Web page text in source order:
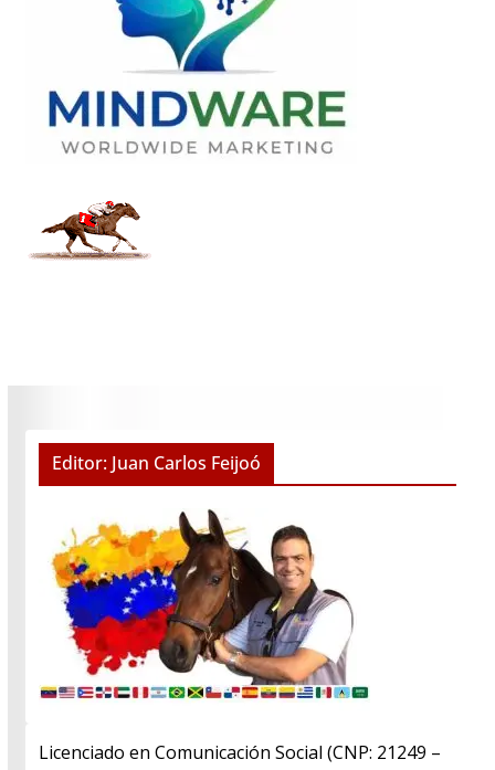
Editor: Juan Carlos Feijoó
Licenciado en Comunicación Social (CNP: 21249 –